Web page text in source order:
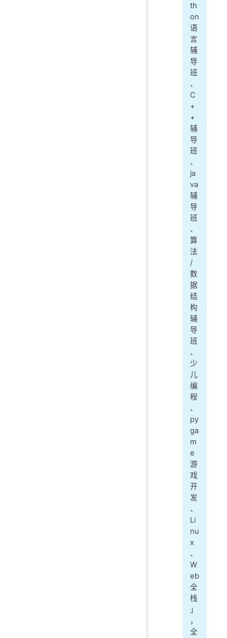
th
on
语
言
辅
导
班
、
C
+
+
辅
导
班
、
ja
va
辅
导
班
、
算
法
/
数
据
结
构
辅
导
班
、
少
儿
编
程
、
py
ga
m
e
游
戏
开
发
、
Li
nu
x
、
W
eb
全
栈
」
，
全